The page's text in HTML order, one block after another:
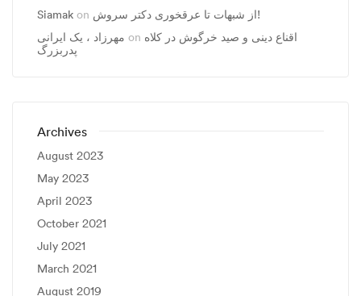
Siamak on
از شبهات تا عرقخوری دکتر سروش!
مهرزاد ، يک ايرانی on اقناع دینی و صید خرگوش در کلاه
پدربزرگ
Archives
August 2023
May 2023
April 2023
October 2021
July 2021
March 2021
August 2019